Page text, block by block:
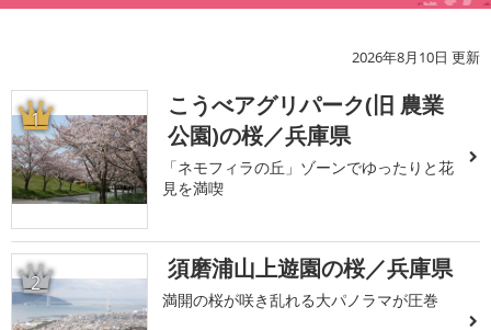
2026年8月10日 更新
1
こうべアグリパーク(旧 農業
公園)の桜／兵庫県
「ネモフィラの丘」ゾーンでゆったりと花
見を満喫
2 須磨浦山上遊園の桜／兵庫県
満開の桜が咲き乱れる大パノラマが圧巻